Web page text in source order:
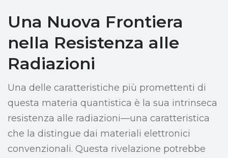
Una Nuova Frontiera
nella Resistenza alle
Radiazioni
Una delle caratteristiche più promettenti di
questa materia quantistica è la sua intrinseca
resistenza alle radiazioni—una caratteristica
che la distingue dai materiali elettronici
convenzionali. Questa rivelazione potrebbe